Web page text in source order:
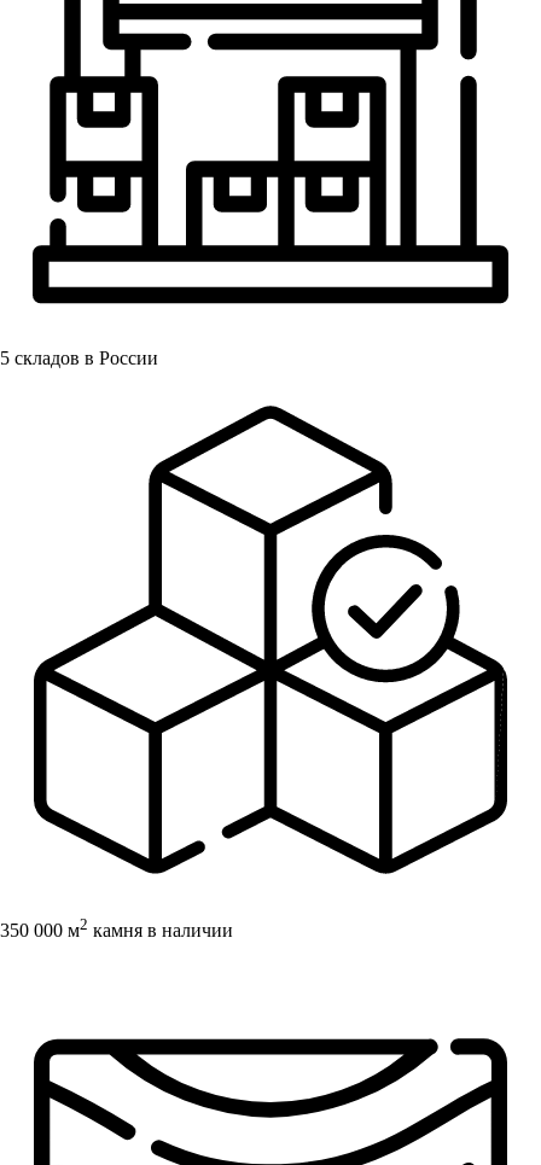
5 складов в России
350 000 м2 камня в наличии